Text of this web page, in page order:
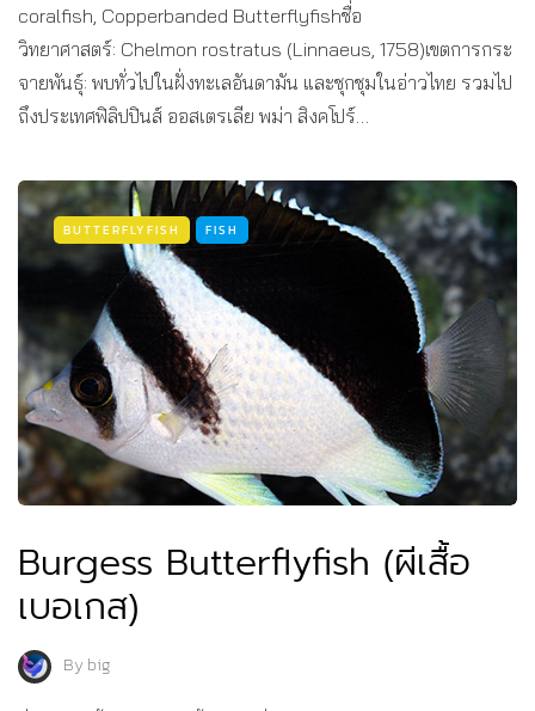
coralfish, Copperbanded Butterflyfishชื่อ
วิทยาศาสตร์: Chelmon rostratus (Linnaeus, 1758)เขตการกระ
จายพันธุ์: พบทั่วไปในฝั่งทะเลอันดามัน และชุกชุมในอ่าวไทย รวมไป
ถึงประเทศฟิลิปปินส์ ออสเตรเลีย พม่า สิงคโปร์…
BUTTERFLYFISH FISH
Burgess Butterflyfish (ผีเสื้อ
เบอเกส)
Bybig